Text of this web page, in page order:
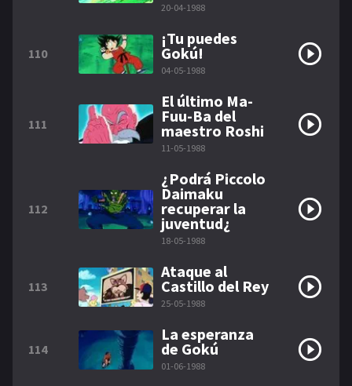
20-04-1988
110
¡Tu puedes
Gokú!
04-05-1988
111
El último Ma-
Fuu-Ba del
maestro Roshi
11-05-1988
112
¿Podrá Piccolo
Daimaku
recuperar la
juventud¿
18-05-1988
113
Ataque al
Castillo del Rey
25-05-1988
114
La esperanza
de Gokú
01-06-1988